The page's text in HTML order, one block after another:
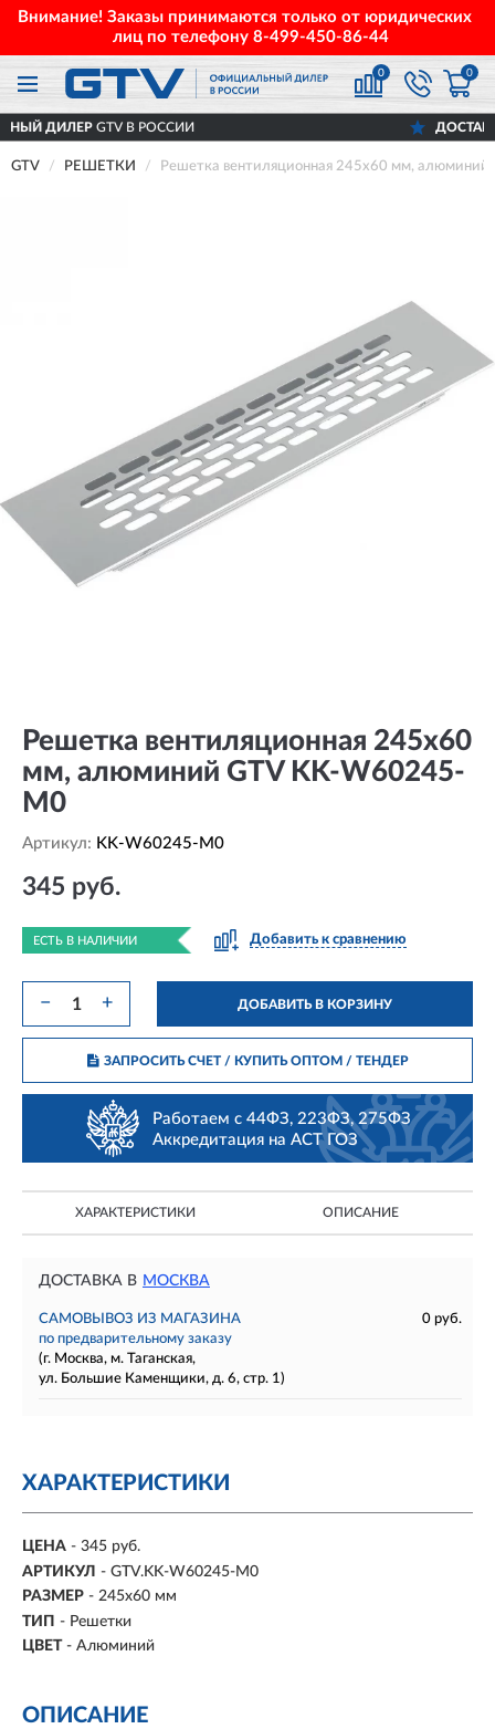
Внимание! Заказы принимаются только от юридических
лиц по телефону 8-499-450-86-44
0 0
В РОССИИ ДОСТАВИМПО ВСЕЙ
GTV РЕШЕТКИ Решетка вентиляционная 245x60 мм,
Решетка вентиляционная 245x60
мм, алюминий GTV KK-W60245-
M0
Артикул: KK-W60245-M0
345 руб.
ЕСТЬ В НАЛИЧИИ Добавить к сравнению
− + ДОБАВИТЬ В КОРЗИНУ
ЗАПРОСИТЬ СЧЕТ / КУПИТЬ ОПТОМ/ ТЕНДЕР
Работаем с 44ФЗ, 223ФЗ, 275ФЗ
Аккредитация на АСТ ГОЗ
ХАРАКТЕРИСТИКИ ОПИСАНИЕ
ДОСТАВКА В МОСКВА
САМОВЫВОЗ ИЗ МАГАЗИНА
0 руб.
по предварительному заказу
(г. Москва, м. Таганская,
ул. Большие Каменщики, д. 6, стр. 1)
ХАРАКТЕРИСТИКИ
ЦЕНА - 345 руб.
АРТИКУЛ - GTV.KK-W60245-M0
РАЗМЕР - 245х60 мм
ТИП - Решетки
ЦВЕТ - Алюминий
ОПИСАНИЕ